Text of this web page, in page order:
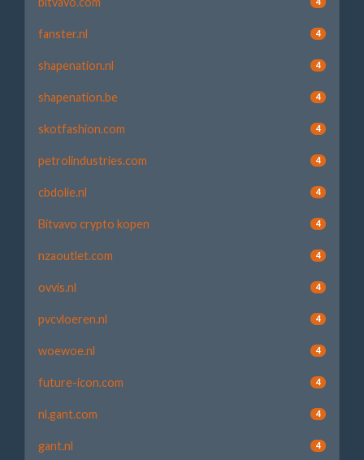
fanster.nl 4
shapenation.nl 4
shapenation.be 4
skotfashion.com 4
petrolindustries.com 4
cbdolie.nl 4
Bitvavo crypto kopen 4
nzaoutlet.com 4
ovvis.nl 4
pvcvloeren.nl 4
woewoe.nl 4
future-icon.com 4
nl.gant.com 4
gant.nl 4